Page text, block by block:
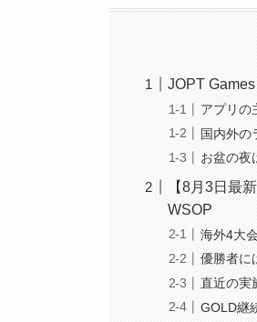
JOPT
アプリの
国内外の
お盆の夜
【8月3日最
WSOP
海外4大
優勝者に
直近の実
GOLD継